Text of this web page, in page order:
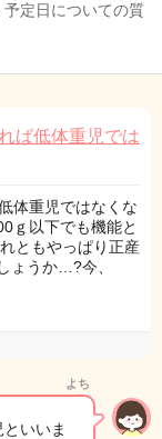
定日についての質
ば低体重児では
体重児ではなくな
ｇ以下でも機能と
ともやっぱり正産
ょうか…?今、
よち
いいま